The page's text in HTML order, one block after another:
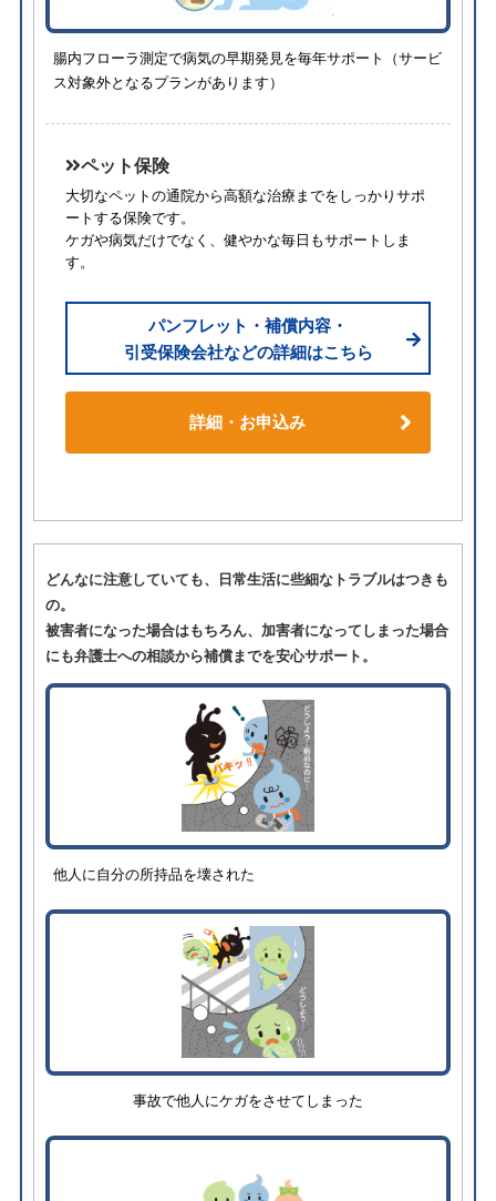
腸内フローラ測定で病気の早期発見を毎年サポート（サービ
ス対象外となるプランがあります）
ペット保険
大切なペットの通院から高額な治療までをしっかりサポ
ートする保険です。
ケガや病気だけでなく、健やかな毎日もサポートしま
す。
パンフレット・補償内容・
引受保険会社などの詳細はこちら
詳細・お申込み
どんなに注意していても、日常生活に些細なトラブルはつきも
の。
被害者になった場合はもちろん、加害者になってしまった場合
にも弁護士への相談から補償までを安心サポート。
他人に自分の所持品を壊された
事故で他人にケガをさせてしまった